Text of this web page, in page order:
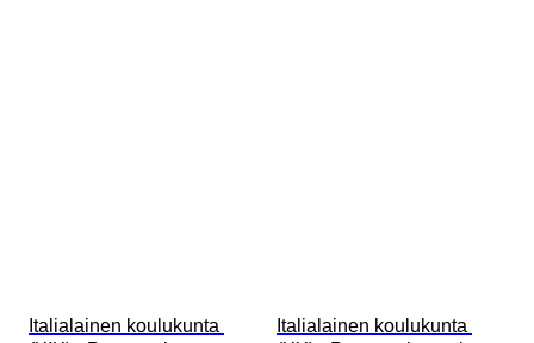
Italialainen koulukunta
Italialainen koulukunta